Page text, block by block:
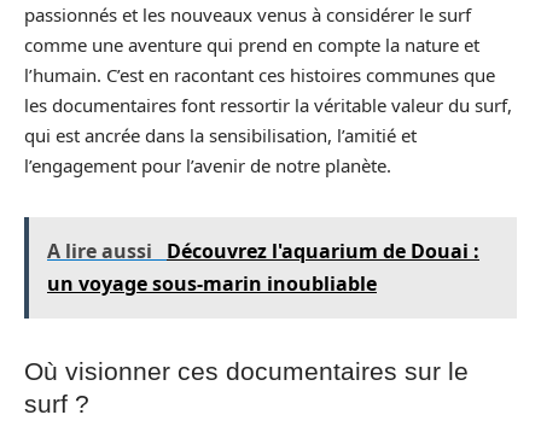
passionnés et les nouveaux venus à considérer le surf
comme une aventure qui prend en compte la nature et
l’humain. C’est en racontant ces histoires communes que
les documentaires font ressortir la véritable valeur du surf,
qui est ancrée dans la sensibilisation, l’amitié et
l’engagement pour l’avenir de notre planète.
A lire aussi
Découvrez l'aquarium de Douai :
un voyage sous-marin inoubliable
Où visionner ces documentaires sur le
surf ?